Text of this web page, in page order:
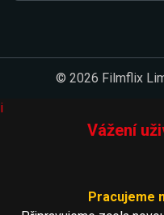
© 2026 Filmflix
i
Vážení
Pracujeme